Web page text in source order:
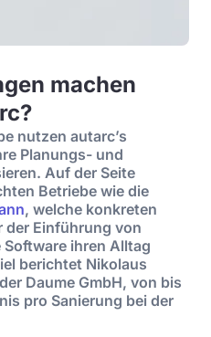
machen
nutzen autarc’s
Planungs- und
Auf der Seite
Betriebe wie die
, welche konkreten
der Einführung von
ihren Alltag
berichtet Nikolaus
Daume GmbH, von bis
pro Sanierung bei der